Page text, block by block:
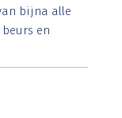
lorem
posuere.
bijna alle
en